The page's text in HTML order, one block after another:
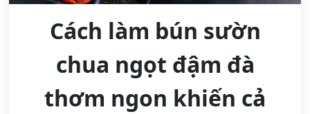
Cách làm bún sườn
chua ngọt đậm đà
thơm ngon khiến cả